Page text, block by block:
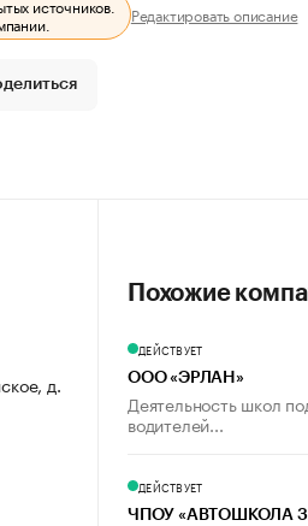
источников. Редактировать описание
д.
Похожие
ДЕЙСТВУЕТ
ООО «ЭРЛАН»
Деятельность школ
водителей...
ДЕЙСТВУЕТ
ЧПОУ «АВТОШКОЛА